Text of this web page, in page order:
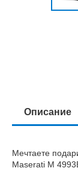
Описание
Мечтаете
Maserati M